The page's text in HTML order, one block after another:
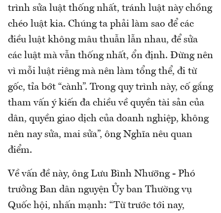
trình sửa luật thống nhất, tránh luật này chồng
chéo luật kia. Chúng ta phải làm sao để các
điều luật không mâu thuẫn lẫn nhau, để sửa
các luật mà vẫn thống nhất, ổn định. Đừng nên
vì mỗi luật riêng mà nên làm tổng thể, đi từ
gốc, tỉa bớt “cành”. Trong quy trình này, cố gắng
tham vấn ý kiến đa chiều về quyền tài sản của
dân, quyền giao dịch của doanh nghiệp, không
nên nay sửa, mai sửa”, ông Nghĩa nêu quan
điểm.
Về vấn đề này, ông Lưu Bình Nhưỡng - Phó
trưởng Ban dân nguyện Ủy ban Thường vụ
Quốc hội, nhấn mạnh: “Từ trước tới nay,